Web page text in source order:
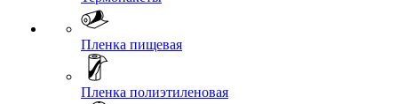
Пленка пищевая
Пленка полиэтиленовая